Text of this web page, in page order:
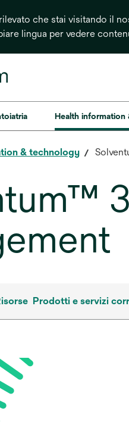
che stai visitando il
lingua per vedere
Health
& technology
Prodotti e servizi